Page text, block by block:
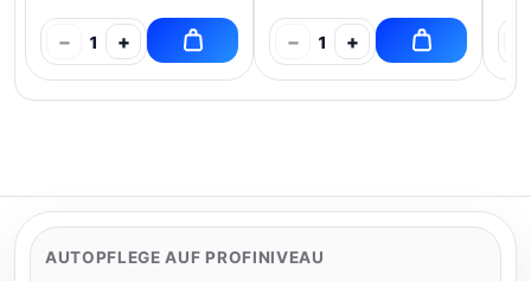
− 1 + − 1 +
AUTOPFLEGE AUF PROFINIVEAU